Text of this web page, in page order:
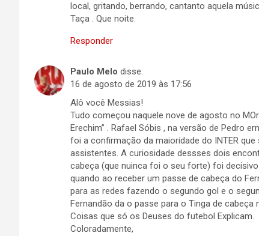
local, gritando, berrando, cantanto aquela
Taça . Que noite.
Responder
Paulo Melo disse:
16 de agosto de 2019 às 17:56
Alô você Messias!
Tudo começou naquele nove de agosto no
Erechim” . Rafael Sóbis , na versão de Pedro
foi a confirmação da maioridade do INTER
assistentes. A curiosidade dessses dois
cabeça (que nuinca foi o seu forte) foi
quando ao receber um passe de cabeça do
para as redes fazendo o segundo gol e o
Fernandão da o passe para o Tinga de
Coisas que só os Deuses do futebol Explicam.
Coloradamente,